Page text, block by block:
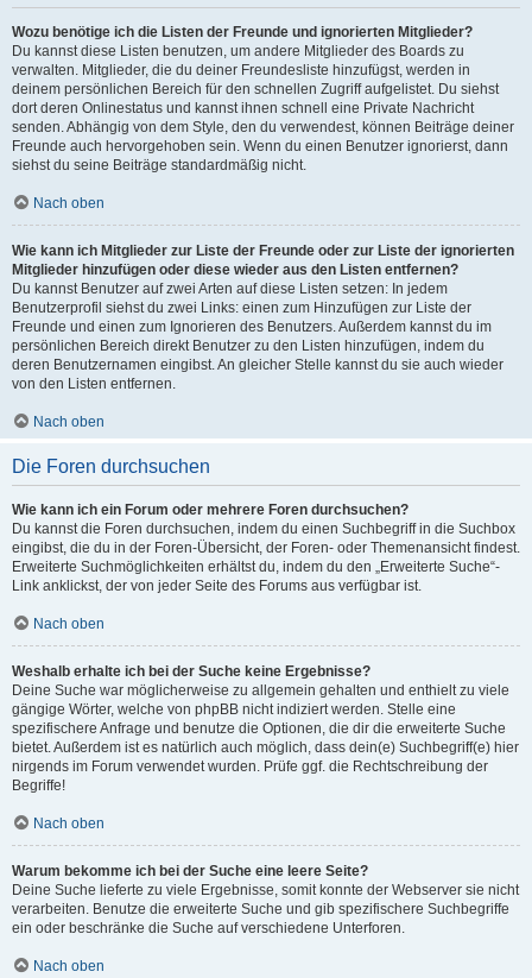
Wozu benötige ich die Listen der Freunde und ignorierten Mitglieder?
Du kannst diese Listen benutzen, um andere Mitglieder des Boards zu
verwalten. Mitglieder, die du deiner Freundesliste hinzufügst, werden in
deinem persönlichen Bereich für den schnellen Zugriff aufgelistet. Du siehst
dort deren Onlinestatus und kannst ihnen schnell eine Private Nachricht
senden. Abhängig von dem Style, den du verwendest, können Beiträge deiner
Freunde auch hervorgehoben sein. Wenn du einen Benutzer ignorierst, dann
siehst du seine Beiträge standardmäßig nicht.
Nach oben
Wie kann ich Mitglieder zur Liste der Freunde oder zur Liste der ignorierten
Mitglieder hinzufügen oder diese wieder aus den Listen entfernen?
Du kannst Benutzer auf zwei Arten auf diese Listen setzen: In jedem
Benutzerprofil siehst du zwei Links: einen zum Hinzufügen zur Liste der
Freunde und einen zum Ignorieren des Benutzers. Außerdem kannst du im
persönlichen Bereich direkt Benutzer zu den Listen hinzufügen, indem du
deren Benutzernamen eingibst. An gleicher Stelle kannst du sie auch wieder
von den Listen entfernen.
Nach oben
Die Foren durchsuchen
Wie kann ich ein Forum oder mehrere Foren durchsuchen?
Du kannst die Foren durchsuchen, indem du einen Suchbegriff in die Suchbox
eingibst, die du in der Foren-Übersicht, der Foren- oder Themenansicht findest.
Erweiterte Suchmöglichkeiten erhältst du, indem du den „Erweiterte Suche“-
Link anklickst, der von jeder Seite des Forums aus verfügbar ist.
Nach oben
Weshalb erhalte ich bei der Suche keine Ergebnisse?
Deine Suche war möglicherweise zu allgemein gehalten und enthielt zu viele
gängige Wörter, welche von phpBB nicht indiziert werden. Stelle eine
spezifischere Anfrage und benutze die Optionen, die dir die erweiterte Suche
bietet. Außerdem ist es natürlich auch möglich, dass dein(e) Suchbegriff(e) hier
nirgends im Forum verwendet wurden. Prüfe ggf. die Rechtschreibung der
Begriffe!
Nach oben
Warum bekomme ich bei der Suche eine leere Seite?
Deine Suche lieferte zu viele Ergebnisse, somit konnte der Webserver sie nicht
verarbeiten. Benutze die erweiterte Suche und gib spezifischere Suchbegriffe
ein oder beschränke die Suche auf verschiedene Unterforen.
Nach oben